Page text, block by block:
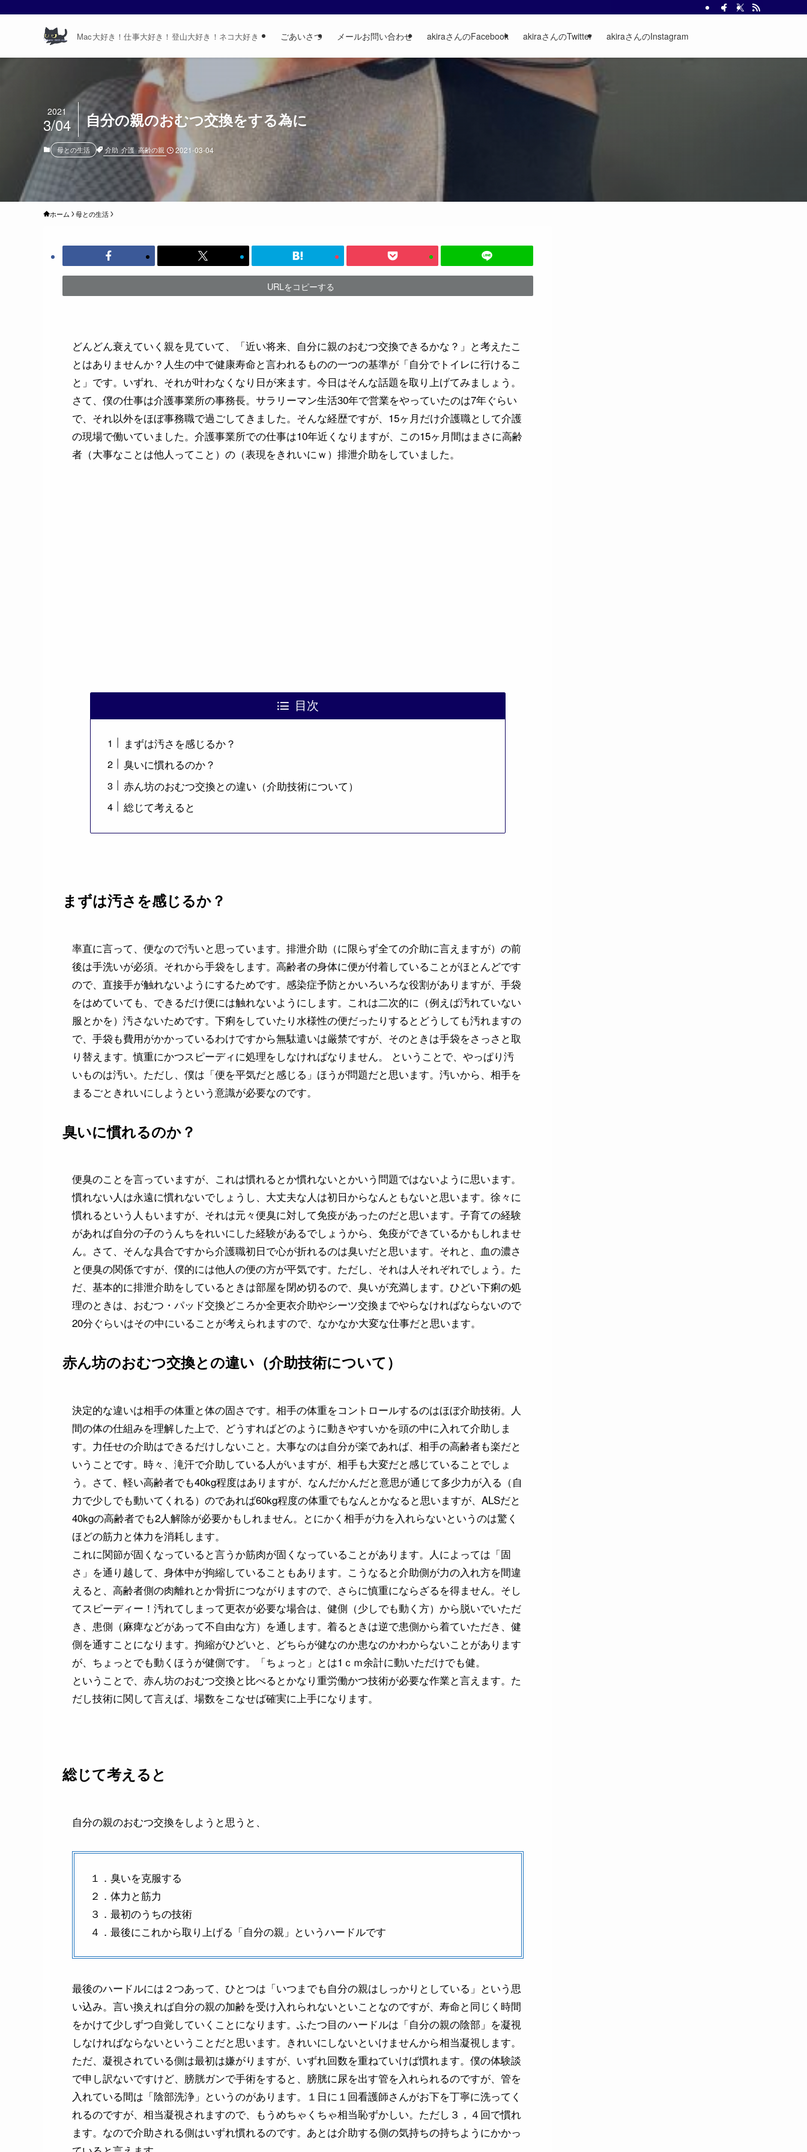
Mac大好き！仕事大好き！登山大好き！ネコ大好き ごあいさつ メールお問い合わせ akiraさんのFacebook akiraさんのTwitter akiraさんのInstagram
自分の親のおむつ交換をする為に
2021
3/04
母との生活 介助 介護 高齢の親 2021-03-04
ホーム 母との生活
URLをコピーする
どんどん衰えていく親を見ていて、「近い将来、自分に親のおむつ交換できるかな？」と考えたこ
とはありませんか？人生の中で健康寿命と言われるものの一つの基準が「自分でトイレに行けるこ
と」です。いずれ、それが叶わなくなり日が来ます。今日はそんな話題を取り上げてみましょう。
さて、僕の仕事は介護事業所の事務長。サラリーマン生活30年で営業をやっていたのは7年ぐらい
で、それ以外をほぼ事務職で過ごしてきました。そんな経歴ですが、15ヶ月だけ介護職として介護
の現場で働いていました。介護事業所での仕事は10年近くなりますが、この15ヶ月間はまさに高齢
者（大事なことは他人ってこと）の（表現をきれいにｗ）排泄介助をしていました。
目次
まずは汚さを感じるか？
臭いに慣れるのか？
赤ん坊のおむつ交換との違い（介助技術について）
総じて考えると
まずは汚さを感じるか？
率直に言って、便なので汚いと思っています。排泄介助（に限らず全ての介助に言えますが）の前
後は手洗いが必須。それから手袋をします。高齢者の身体に便が付着していることがほとんどです
ので、直接手が触れないようにするためです。感染症予防とかいろいろな役割がありますが、手袋
をはめていても、できるだけ便には触れないようにします。これは二次的に（例えば汚れていない
服とかを）汚さないためです。下痢をしていたり水様性の便だったりするとどうしても汚れますの
で、手袋も費用がかかっているわけですから無駄遣いは厳禁ですが、そのときは手袋をさっさと取
り替えます。慎重にかつスピーディに処理をしなければなりません。 ということで、やっぱり汚
いものは汚い。ただし、僕は「便を平気だと感じる」ほうが問題だと思います。汚いから、相手を
まるごときれいにしようという意識が必要なのです。
臭いに慣れるのか？
便臭のことを言っていますが、これは慣れるとか慣れないとかいう問題ではないように思います。
慣れない人は永遠に慣れないでしょうし、大丈夫な人は初日からなんともないと思います。徐々に
慣れるという人もいますが、それは元々便臭に対して免疫があったのだと思います。子育ての経験
があれば自分の子のうんちをれいにした経験があるでしょうから、免疫ができているかもしれませ
ん。さて、そんな具合ですから介護職初日で心が折れるのは臭いだと思います。それと、血の濃さ
と便臭の関係ですが、僕的には他人の便の方が平気です。ただし、それは人それぞれでしょう。た
だ、基本的に排泄介助をしているときは部屋を閉め切るので、臭いが充満します。ひどい下痢の処
理のときは、おむつ・パッド交換どころか全更衣介助やシーツ交換までやらなければならないので
20分ぐらいはその中にいることが考えられますので、なかなか大変な仕事だと思います。
赤ん坊のおむつ交換との違い（介助技術について）
決定的な違いは相手の体重と体の固さです。相手の体重をコントロールするのはほぼ介助技術。人
間の体の仕組みを理解した上で、どうすればどのように動きやすいかを頭の中に入れて介助しま
す。力任せの介助はできるだけしないこと。大事なのは自分が楽であれば、相手の高齢者も楽だと
いうことです。時々、滝汗で介助している人がいますが、相手も大変だと感じていることでしょ
う。さて、軽い高齢者でも40kg程度はありますが、なんだかんだと意思が通じて多少力が入る（自
力で少しでも動いてくれる）のであれば60kg程度の体重でもなんとかなると思いますが、ALSだと
40kgの高齢者でも2人解除が必要かもしれません。とにかく相手が力を入れらないというのは驚く
ほどの筋力と体力を消耗します。
これに関節が固くなっていると言うか筋肉が固くなっていることがあります。人によっては「固
さ」を通り越して、身体中が拘縮していることもあります。こうなると介助側が力の入れ方を間違
えると、高齢者側の肉離れとか骨折につながりますので、さらに慎重にならざるを得ません。そし
てスピーディー！汚れてしまって更衣が必要な場合は、健側（少しでも動く方）から脱いでいただ
き、患側（麻痺などがあって不自由な方）を通します。着るときは逆で患側から着ていただき、健
側を通すことになります。拘縮がひどいと、どちらが健なのか患なのかわからないことがあります
が、ちょっとでも動くほうが健側です。「ちょっと」とは1ｃｍ余計に動いただけでも健。
ということで、赤ん坊のおむつ交換と比べるとかなり重労働かつ技術が必要な作業と言えます。た
だし技術に関して言えば、場数をこなせば確実に上手になります。
総じて考えると
自分の親のおむつ交換をしようと思うと、
１．臭いを克服する
２．体力と筋力
３．最初のうちの技術
４．最後にこれから取り上げる「自分の親」というハードルです
最後のハードルには２つあって、ひとつは「いつまでも自分の親はしっかりとしている」という思
い込み。言い換えれば自分の親の加齢を受け入れられないといことなのですが、寿命と同じく時間
をかけて少しずつ自覚していくことになります。ふたつ目のハードルは「自分の親の陰部」を凝視
しなければならないということだと思います。きれいにしないといけませんから相当凝視します。
ただ、凝視されている側は最初は嫌がりますが、いずれ回数を重ねていけば慣れます。僕の体験談
で申し訳ないですけど、膀胱ガンで手術をすると、膀胱に尿を出す管を入れられるのですが、管を
入れている間は「陰部洗浄」というのがあります。１日に１回看護師さんがお下を丁寧に洗ってく
れるのですが、相当凝視されますので、もうめちゃくちゃ相当恥ずかしい。ただし３，４回で慣れ
ます。なので介助される側はいずれ慣れるのです。あとは介助する側の気持ちの持ちようにかかっ